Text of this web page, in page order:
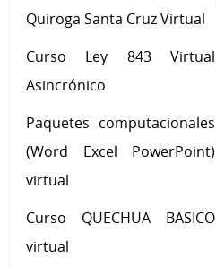
Quiroga Santa Cruz Virtual
Curso Ley 843 Virtual
Asincrónico
Paquetes computacionales
(Word Excel PowerPoint)
virtual
Curso QUECHUA BASICO
virtual